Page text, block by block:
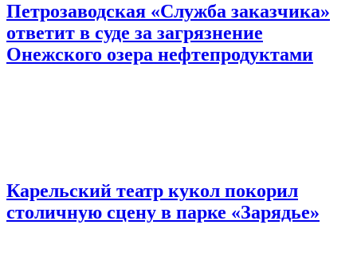
Петрозаводская «Служба заказчика»
ответит в суде за загрязнение
Онежского озера нефтепродуктами
Карельский театр кукол покорил
столичную сцену в парке «Зарядье»